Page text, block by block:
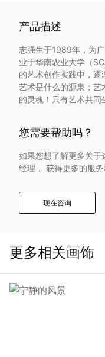
发
加
入
联
们
语
产品描述
志强生于1989年，为
业于华南农业大学（
的艺术创作实践中，逐
艺术是什么的源泉；艺
的灵魂！只有艺术共同
您需要帮助吗？
如果您想了解更多关于
经理， 获得更多的服务
现在咨询
更多相关画饰